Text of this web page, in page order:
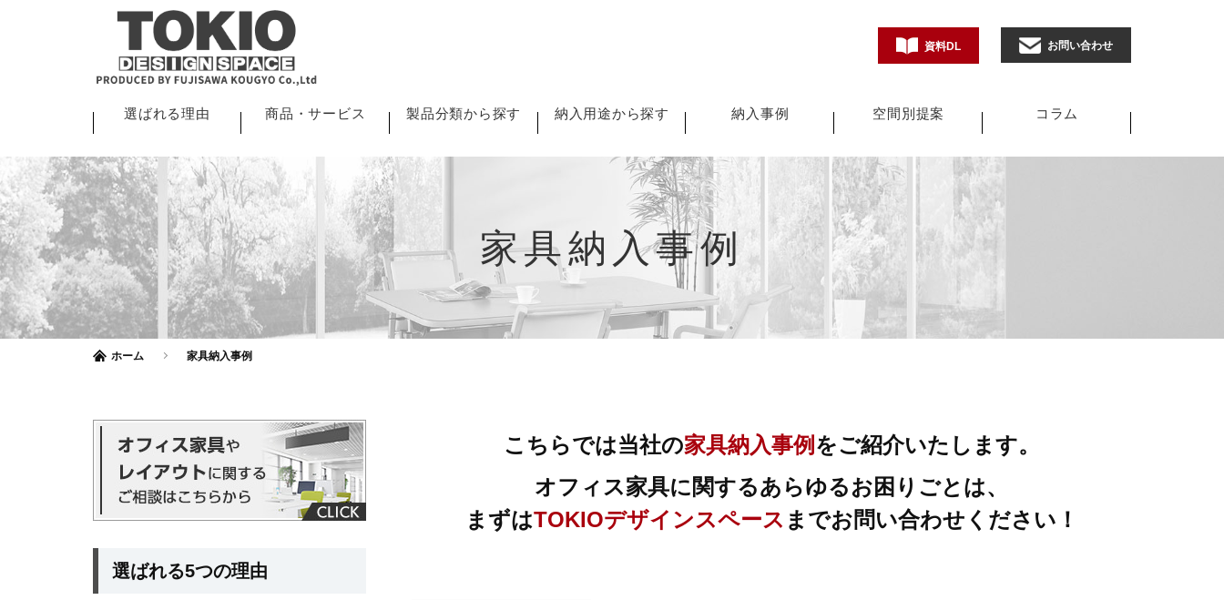
資料DL お問い合わせ
選ばれる理由 商品・サービス 製品分類から探す 納入用途から探す 納入事例 空間別提案 コラム
家具納入事例
ホーム 家具納入事例
こちらでは当社の家具納入事例 をご紹介いたします。
オフィス家具に関するあらゆるお困りごとは、
まずはTOKIOデザインスペース までお問い合わせください！
選ばれる5つの理由